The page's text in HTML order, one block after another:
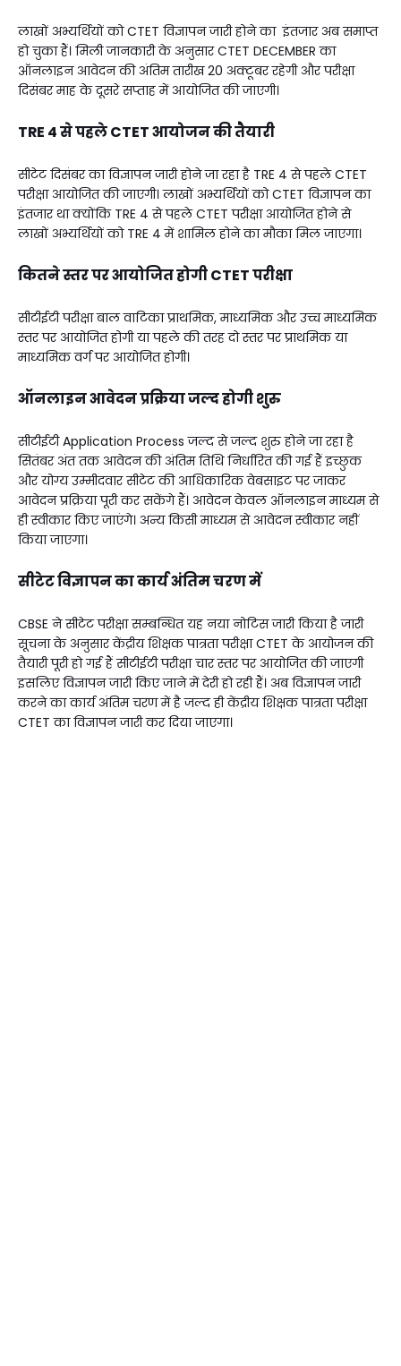
लाखों अभ्यर्थियों को CTET विज्ञापन जारी होने का इंतजार अब समाप्त
हो चुका हैं। मिली जानकारी के अनुसार CTET DECEMBER का
ऑनलाइन आवेदन की अंतिम तारीख 20 अक्टूबर रहेगी और परीक्षा
दिसंबर माह के दूसरे सप्ताह में आयोजित की जाएगी।
TRE 4 से पहले CTET आयोजन की तैयारी
सीटेट दिसंबर का विज्ञापन जारी होने जा रहा है TRE 4 से पहले CTET
परीक्षा आयोजित की जाएगी। लाखों अभ्यर्थियों को CTET विज्ञापन का
इंतजार था क्योंकि TRE 4 से पहले CTET परीक्षा आयोजित होने से
लाखों अभ्यर्थियों को TRE 4 में शामिल होने का मौका मिल जाएगा।
कितने स्तर पर आयोजित होगी CTET परीक्षा
सीटीईटी परीक्षा बाल वाटिका प्राथमिक, माध्यमिक और उच्च माध्यमिक
स्तर पर आयोजित होगी या पहले की तरह दो स्तर पर प्राथमिक या
माध्यमिक वर्ग पर आयोजित होगी।
ऑनलाइन आवेदन प्रक्रिया जल्द होगी शुरु
सीटीईटी Application Process जल्द से जल्द शुरु होने जा रहा है
सितंबर अंत तक आवेदन की अंतिम तिथि निर्धारित की गई हैं इच्छुक
और योग्य उम्मीदवार सीटेट की आधिकारिक वेबसाइट पर जाकर
आवेदन प्रक्रिया पूरी कर सकेंगे हैं। आवेदन केवल ऑनलाइन माध्यम से
ही स्वीकार किए जाएंगे। अन्य किसी माध्यम से आवेदन स्वीकार नहीं
किया जाएगा।
सीटेट विज्ञापन का कार्य अंतिम चरण में
CBSE ने सीटेट परीक्षा सम्बन्धित यह नया नोटिस जारी किया है जारी
सूचना के अनुसार केंद्रीय शिक्षक पात्रता परीक्षा CTET के आयोजन की
तैयारी पूरी हो गई हैं सीटीईटी परीक्षा चार स्तर पर आयोजित की जाएगी
इसलिए विज्ञापन जारी किए जाने में देरी हो रही हैं। अब विज्ञापन जारी
करने का कार्य अंतिम चरण में है जल्द ही केंद्रीय शिक्षक पात्रता परीक्षा
CTET का विज्ञापन जारी कर दिया जाएगा।